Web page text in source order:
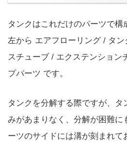
タンクはこれだけのパーツで構
左から エアフローリング / タ
スチューブ / エクステンション
プパーツ です。
タンクを分解する際ですが、タ
みがあまりなく、分解が困難に
ーツのサイドには溝が刻まれて